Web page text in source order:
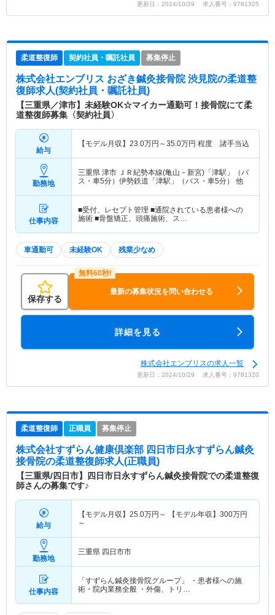
更新日：2024/10/29 求人番号：9781325
柔道整復師 契約社員・嘱託社員 募集停止
株式会社エンブリス おざき鍼灸接骨院 渋見院の柔道整
復師求人(契約社員・嘱託社員)
【三重県／津市】未経験OK☆マイカー通勤可！接骨院にて柔
道整復師募集〈契約社員〉
給与
【モデル月収】 23.0万円～35.0万円 程度 諸手当込
勤務地
三重県 津市 ＪＲ紀勢本線(亀山－新宮)「津駅」（バ
ス・車5分）伊勢鉄道「津駅」（バス・車5分） 他
仕事内容
■受付、レセプト管理 ■通院されている患者様への
施術 ■骨盤矯正、頭痛施術、ス…
車通勤可 未経験OK 残業少なめ
保存する
最新の募集状況を問い合わせる
詳細を見る
株式会社エンブリスの求人一覧
更新日：2024/10/29 求人番号：9781320
柔道整復師 正職員 募集停止
株式会社すずらん健康倶楽部 四日市日永すずらん鍼灸
接骨院の柔道整復師求人(正職員)
【三重県/四日市】四日市日永すずらん鍼灸接骨院での柔道整復
師さんの募集です♪
給与
【モデル月収】 25.0万円～ 【モデル年収】 300万円
～
勤務地
三重県 四日市市
仕事内容
「すずらん鍼灸接骨院グループ」 ・患者様への施
術・院内業務全般 ・外傷、トリ…